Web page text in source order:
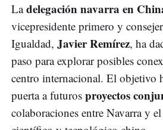
Ladelegación navarra en
vicepresidente primero y
Igualdad, Javier Remírez, ha
paso para explorar posibles
centro internacional. El objetivo
puerta a futuros proyectos
colaboraciones entre Navarra y